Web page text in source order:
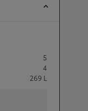
5
4
269 L